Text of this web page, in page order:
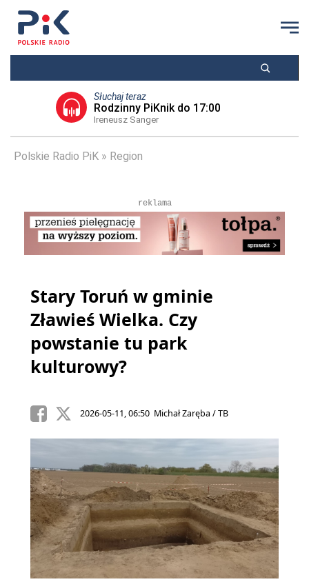
Słuchaj teraz
Rodzinny PiKnik do 17:00
Ireneusz Sanger
Polskie Radio PiK Region
reklama
Stary Toruń w gminie
Zławieś Wielka. Czy
powstanie tu park
kulturowy?
2026-05-11, 06:50 Michał Zaręba / TB